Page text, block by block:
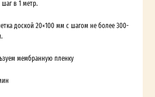
в 1 метр.
доской 20×100 мм с шагом не более 300-
мембранную пленку